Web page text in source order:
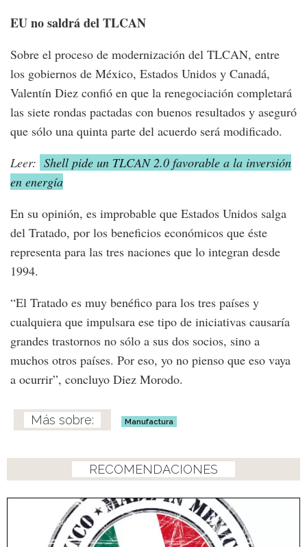
EU no saldrá del TLCAN
Sobre el proceso de modernización del TLCAN, entre
los gobiernos de México, Estados Unidos y Canadá,
Valentín Diez confió en que la renegociación completará
las siete rondas pactadas con buenos resultados y aseguró
que sólo una quinta parte del acuerdo será modificado.
Leer: Shell pide un TLCAN 2.0 favorable a la inversión
en energía
En su opinión, es improbable que Estados Unidos salga
del Tratado, por los beneficios económicos que éste
representa para las tres naciones que lo integran desde
1994.
“El Tratado es muy benéfico para los tres países y
cualquiera que impulsara ese tipo de iniciativas causaría
grandes trastornos no sólo a sus dos socios, sino a
muchos otros países. Por eso, yo no pienso que eso vaya
a ocurrir”, concluyo Diez Morodo.
Manufactura
RECOMENDACIONES